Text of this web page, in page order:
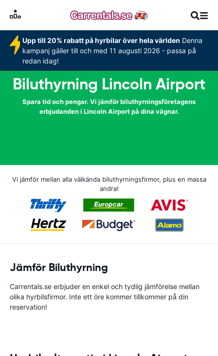
Upp till 20% rabatt på hyrbilar över hela världen Denna
kampanj gäller till och med 11 augusti 2026 - passa på
redan idag!
Biluthyrning Lincoln Airport
Spara tid och pengar. Vi jämför biluthyrningsföretagens
erbjudanden i Lincoln Airport på dina vägnar.
Vi jämför mellan alla välkända biluthyrningsfirmor, plus en massa
andra!
Jämför Biluthyrning
Carrentals.se erbjuder en enkel och tydlig jämförelse mellan
olika hyrbilsfirmor. Inte ett öre kommer tillkommer på din
reservation!